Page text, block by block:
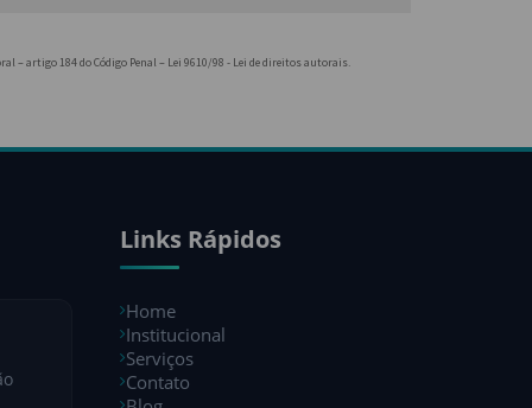
– artigo 184 do Código Penal – Lei 9610/98 - Lei de direitos autorais.
Links Rápidos
Home
Institucional
Serviços
Contato